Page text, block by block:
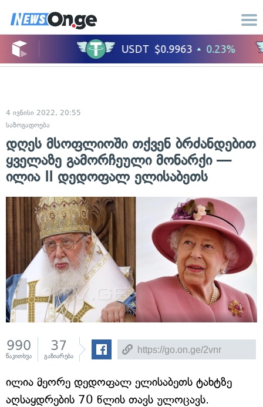
4 ივნისი 2022, 20:55
საზოგადოება
დღეს მსოფლიოში თქვენ ბრძანდებით
ყველაზე გამორჩეული მონარქი —
ილია II დედოფალ ელისაბეთს
990
წაკითხვა
37
გაზიარება
ილია მეორე დედოფალ ელისაბეთს ტახტზე
აღსაყდრების 70 წლის თავს ულოცავს.